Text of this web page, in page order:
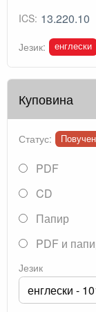
ICS: 13.220.10
Језик: енглески
Куповина
Статус: Повучен
PDF
CD
Папир
PDF и
Језик